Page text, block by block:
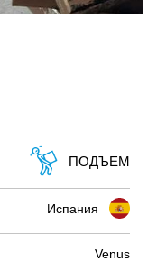
ПОДЪЕМ
Испания
Venus